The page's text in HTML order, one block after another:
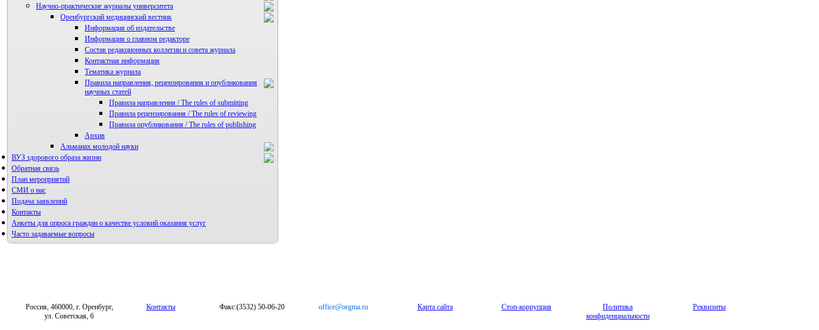
Научно-практические журналы университета
Оренбургский медицинский вестник
Информация об издательстве
Информация о главном редакторе
Состав редакционных коллегии и совета журнала
Контактная информация
Тематика журнала
Правила направления, рецензирования и опубликования
научных статей
Правила направления / The rules of submitting
Правила рецензирования / The rules of reviewing
Правила опубликования / The rules of publishing
Архив
Альманах молодой науки
Редакция журнала
ВУЗ здорового образа жизни
Фотогалерея
Обратная связь
План мероприятий
СМИ о нас
Подача заявлений
Контакты
Анкеты для опроса граждан о качестве условий оказания услуг
Часто задаваемые вопросы
Россия, 460000, г. Оренбург,
ул. Советская, 6
Контакты Факс:(3532) 50-06-20 office@orgma.ru Карта сайта Стоп-коррупция
Политика
конфиденциальности
Реквизиты